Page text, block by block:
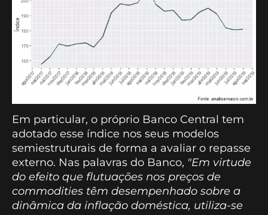
Em particular, o próprio Banco Central tem
adotado esse índice nos seus modelos
semiestruturais de forma a avaliar o repasse
externo. Nas palavras do Banco, "Em virtude
do efeito que flutuações nos preços de
commodities têm desempenhado sobre a
dinâmica da inflação doméstica, utiliza-se